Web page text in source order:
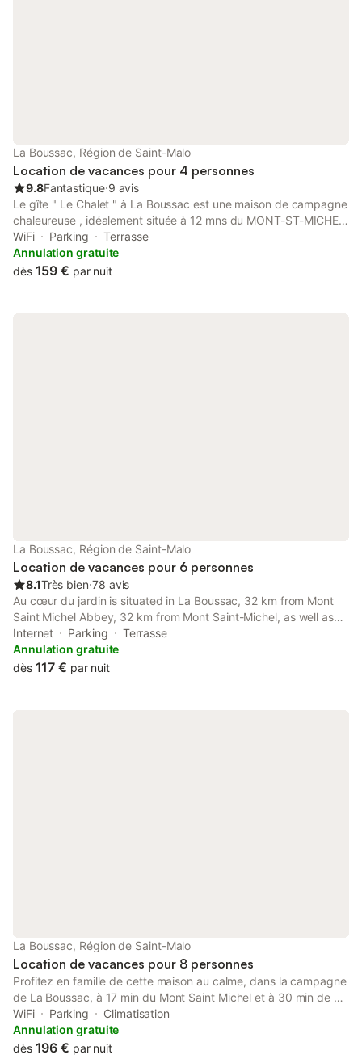
La Boussac, Région de Saint-Malo
Location de vacances pour 4 personnes
9.8Fantastique⋅9 avis
Le gîte " Le Chalet " à La Boussac est une maison de campagne
chaleureuse , idéalement située à 12 mns du MONT-ST-MICHEL
et 30 mns de SAINT-MALO, DINARD, CANCALE, DINAN.... De
magnifiques balades au bord de mer ( pointe du grouin,
remparts de St-Malo, randonnées en baie du MONT-ST-
WiFi Parking
Terrasse
Annulation gratuite
dès 159 € par nuit
La Boussac, Région de Saint-Malo
Location de vacances pour 6 personnes
8.1Très bien⋅78 avis
Au cœur du jardin is situated in La Boussac, 32 km from Mont
Saint Michel Abbey, 32 km from Mont Saint-Michel, as well as
35 km from Solidor Tower. Set 28 km from Port of Houle, the
property offers a garden and free private parking.
Internet Parking
Terrasse
Annulation gratuite
dès 117 € par nuit
La Boussac, Région de Saint-Malo
Location de vacances pour 8 personnes
Profitez en famille de cette maison au calme, dans la campagne
de La Boussac, à 17 min du Mont Saint Michel et à 30 min de St
Malo ! Grande longère en pierre, aux fenêtres bleues ! Elle est
divisée en deux parties complètement indépendantes et nous
habitons la partie du fond. Parking 5 places juste devant,
WiFi Parking
Climatisation
Annulation gratuite
dès 196 € par nuit